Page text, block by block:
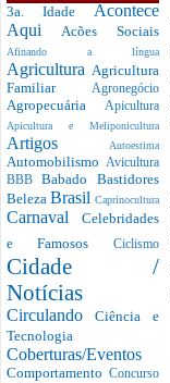
3a. Idade Acontece
Aqui Acões Sociais
Afinando a língua
Agricultura Agricultura
Familiar Agronegócio
Agropecuária Apicultura
Apicultura e Meliponicultura
Artigos Autoestima
Automobilismo Avicultura
BBBBabado Bastidores
Beleza Brasil Caprinocultura
Carnaval Celebridades
e Famosos Ciclismo
Cidade /
Notícias
CirculandoCiência e
Tecnologia
Coberturas/Eventos
Comportamento Concurso